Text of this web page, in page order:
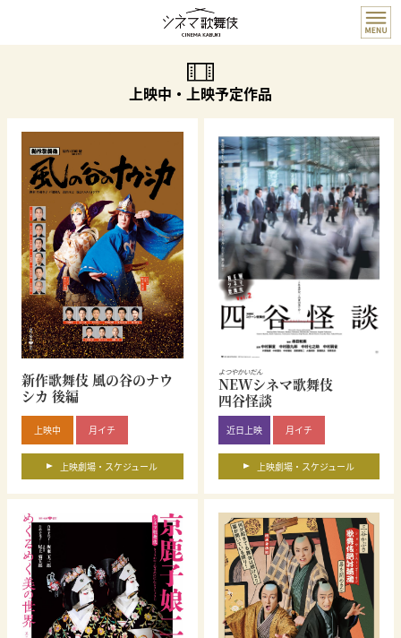
上映中・上映予定作品
新作歌舞伎 風の谷のナウ
シカ 後編
上映中 月イチ
上映劇場・スケジュール
よつやかいだん
NEWシネマ歌舞伎
四谷怪談
近日上映 月イチ
上映劇場・スケジュール